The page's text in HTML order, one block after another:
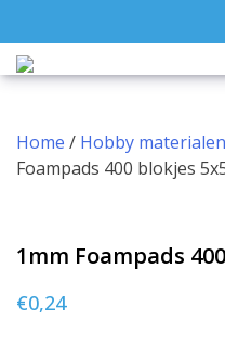
to
content
Home / Hobby materialen
Foampads 400 blokjes
1mm Foampads
€0,24